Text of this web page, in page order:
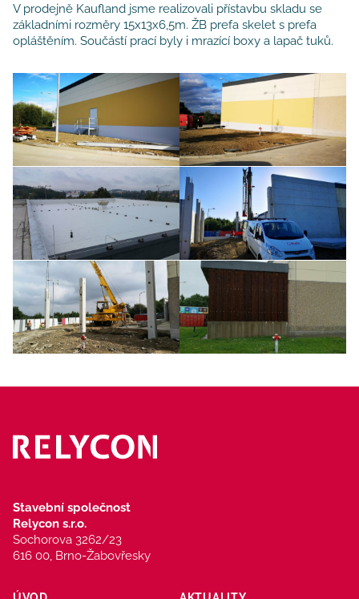
V prodejně Kaufland jsme realizovali přístavbu skladu se
základními rozměry 15x13x6,5m. ŽB prefa skelet s prefa
opláštěním. Součástí prací byly i mrazící boxy a lapač tuků.
Stavební společnost
Relycon s.r.o.
Sochorova 3262/23
616 00, Brno-Žabovřesky